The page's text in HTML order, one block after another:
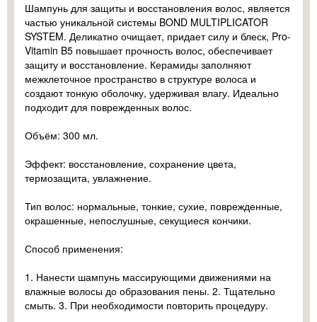
Шампунь для защиты и восстановления волос, является
частью уникальной системы BOND MULTIPLICATOR
SYSTEM. Деликатно очищает, придает силу и блеск, Pro-
Vitamin B5 повышает прочность волос, обеспечивает
защиту и восстановление. Керамиды заполняют
межклеточное пространство в структуре волоса и
создают тонкую оболочку, удерживая влагу. Идеально
подходит для поврежденных волос.
Объём: 300 мл.
Эффект: восстановление, сохранение цвета,
термозащита, увлажнение.
Тип волос: нормальные, тонкие, сухие, поврежденные,
окрашенные, непослушные, секущиеся кончики.
Способ применения:
1. Нанести шампунь массирующими движениями на
влажные волосы до образования пены. 2. Тщательно
смыть. 3. При необходимости повторить процедуру.